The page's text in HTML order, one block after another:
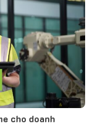
cho doanh